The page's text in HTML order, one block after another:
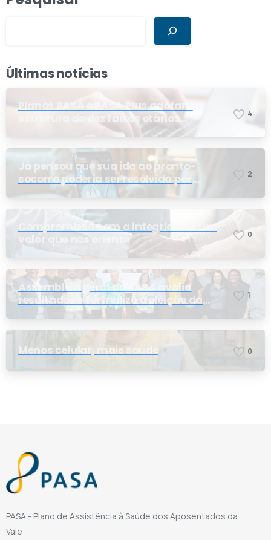
Últimas notícias
Planos PASA e PASA Plus adotam
estrutura de dez faixas etárias
conforme exigência da ANS e do STF
4
Já pensou que sua ida ao pronto-
socorro poderia ser resolvida por
telemedicina?
2
Compromisso com a integridade: um
valor que nos orienta
0
Assembleia geral do PASA avalia
resultados e formaliza a eleição da
nova conselheira
1
Menos celular, mais saúde 0
PASA - Plano de Assistência à Saúde dos Aposentados da
Vale